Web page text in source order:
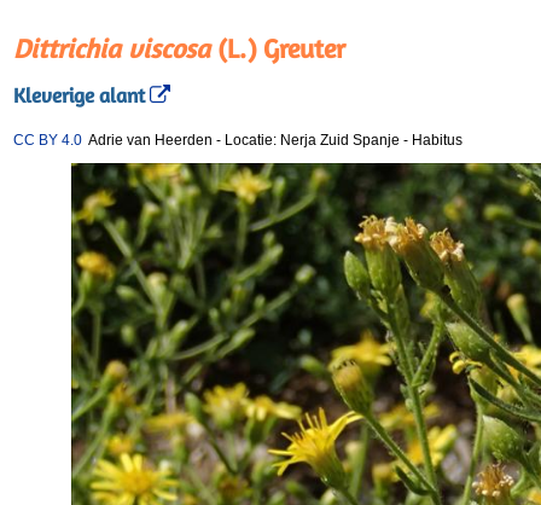
Dittrichia viscosa(L.) Greuter
Kleverige alant
CC BY 4.0 Adrie van Heerden - Locatie: Nerja Zuid Spanje - Habitus